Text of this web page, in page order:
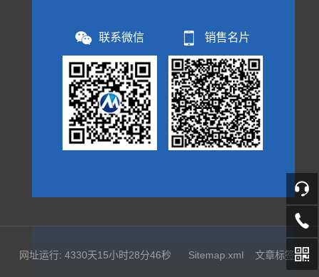
联系微信 销售名片
网址运行: 4330天15小时28分47秒 Sitemap.xml 文章标签